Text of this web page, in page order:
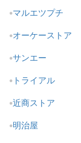
マルエツプチ
オーケーストア
サンエー
トライアル
近商ストア
明治屋